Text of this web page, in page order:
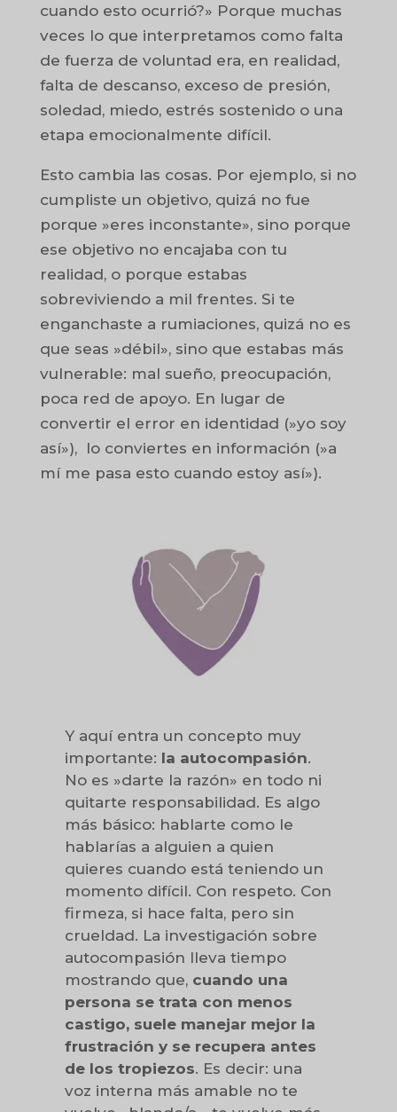
cuando esto ocurrió?» Porque muchas
veces lo que interpretamos como falta
de fuerza de voluntad era, en realidad,
falta de descanso, exceso de presión,
soledad, miedo, estrés sostenido o una
etapa emocionalmente difícil.
Esto cambia las cosas. Por ejemplo, si no
cumpliste un objetivo, quizá no fue
porque »eres inconstante», sino porque
ese objetivo no encajaba con tu
realidad, o porque estabas
sobreviviendo a mil frentes. Si te
enganchaste a rumiaciones, quizá no es
que seas »débil», sino que estabas más
vulnerable: mal sueño, preocupación,
poca red de apoyo. En lugar de
convertir el error en identidad (»yo soy
así»), lo conviertes en información (»a
mí me pasa esto cuando estoy así»).
Y aquí entra un concepto muy
importante: la autocompasión.
No es »darte la razón» en todo ni
quitarte responsabilidad. Es algo
más básico: hablarte como le
hablarías a alguien a quien
quieres cuando está teniendo un
momento difícil. Con respeto. Con
firmeza, si hace falta, pero sin
crueldad. La investigación sobre
autocompasión lleva tiempo
mostrando que, cuando una
persona se trata con menos
castigo, suele manejar mejor la
frustración y se recupera antes
de los tropiezos. Es decir: una
voz interna más amable no te